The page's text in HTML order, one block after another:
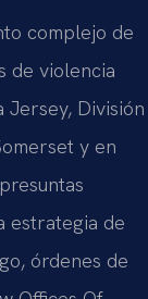
complejo de
de violencia
División
y en
estrategia de
órdenes de